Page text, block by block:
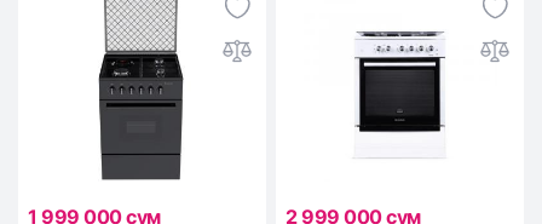
1 999 000 сум 2 999 000 сум